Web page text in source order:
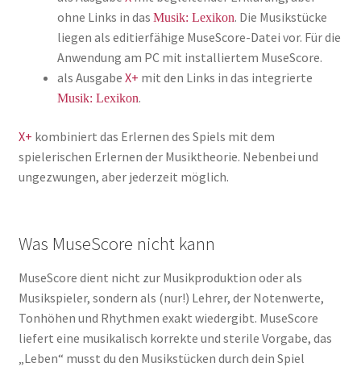
ohne Links in das Musik: Lexikon. Die Musikstücke
liegen als editierfähige MuseScore-Datei vor. Für die
Anwendung am PC mit installiertem MuseScore.
als Ausgabe X+ mit den Links in das integrierte
Musik: Lexikon.
X+ kombiniert das Erlernen des Spiels mit dem
spielerischen Erlernen der Musiktheorie. Nebenbei und
ungezwungen, aber jederzeit möglich.
Was MuseScore nicht kann
MuseScore dient nicht zur Musikproduktion oder als
Musikspieler, sondern als (nur!) Lehrer, der Notenwerte,
Tonhöhen und Rhythmen exakt wiedergibt. MuseScore
liefert eine musikalisch korrekte und sterile Vorgabe, das
„Leben“ musst du den Musikstücken durch dein Spiel